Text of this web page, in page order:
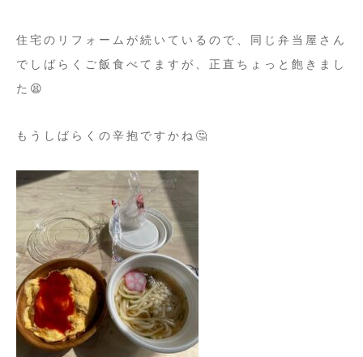
住宅のリフォームが続いているので、同じ弁当屋さん
でしばらくご飯食べてますが、正直ちょっと飽きまし
た😫
もうしばらくの辛抱ですかね🤔